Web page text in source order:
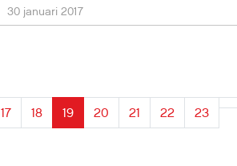
Telefoon: 0492 - 364 033 (na 19.00 uur)
Website: www.heemkundekringgemert.nl
30 januari 2017
17 18 19 20 21 22 23